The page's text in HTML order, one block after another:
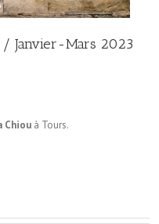
Janvier-Mars 2023
Chiou à Tours.